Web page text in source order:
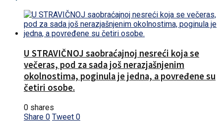
U STRAVIČNOJ saobraćajnoj nesreći koja se
večeras, pod za sada još nerazjašnjenim
okolnostima, poginula je jedna, a povređene su
četiri osobe.
0 shares
Share 0 Tweet 0